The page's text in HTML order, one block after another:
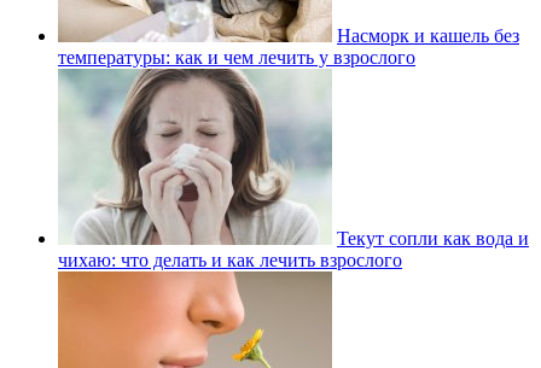
Насморк и кашель без
температуры: как и чем лечить у взрослого
Текут сопли как вода и
чихаю: что делать и как лечить взрослого